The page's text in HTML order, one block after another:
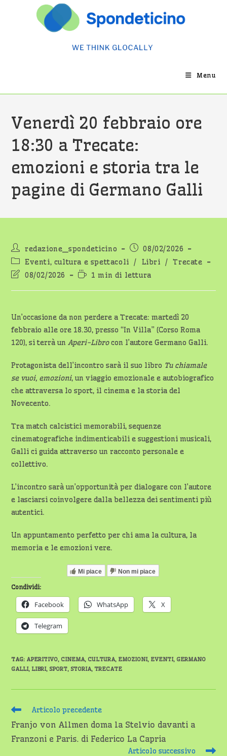
Menu
Venerdì 20 febbraio ore
18:30 a Trecate:
emozioni e storia tra le
pagine di Germano Galli
Autore
dell'articolo:
redazione_spondeticino
Articolo
pubblicato:
08/02/2026
Categoria
dell'articolo:
Eventi, cultura e spettacoli / Libri / Trecate
Ultima
dell'articolo:
08/02/2026
Tempo
lettura:
1 min di lettura
Un’occasione da non perdere a Trecate: martedì 20
febbraio alle ore 18.30, presso “In Villa” (Corso Roma
120), si terrà unAperi-Librocon l’autore Germano Galli.
Protagonista dell’incontro sarà il suo libro Tu chiamale
se vuoi, emozioni, un viaggio emozionale e autobiografico
che attraversa lo sport, il cinema e la storia del
Novecento.
Tra match calcistici memorabili, sequenze
cinematografiche indimenticabili e suggestioni musicali,
Galli ci guida attraverso un racconto personale e
collettivo.
L’incontro sarà un’opportunità per dialogare con l’autore
e lasciarsi coinvolgere dalla bellezza dei sentimenti più
autentici.
Un appuntamento perfetto per chi ama la cultura, la
memoria e le emozioni vere.
Mi piace Non mi piace
Condividi:
Facebook WhatsApp X
Telegram
TAG: APERITIVO, CINEMA, CULTURA, EMOZIONI, EVENTI, GERMANO
GALLI, LIBRI, SPORT, STORIA, TRECATE
Leggi
articoli
Articolo precedente
Franjo von Allmen doma la Stelvio davanti a
Franzoni e Paris. di Federico La Capria
Articolo successivo